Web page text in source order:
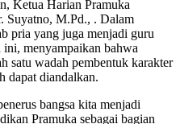
Ketua Harian Pramuka
Suyatno, M.Pd., . Dalam
pria yang juga menjadi guru
menyampaikan bahwa
satu wadah pembentuk karakter
dapat diandalkan.
bangsa kita menjadi
Pramuka sebagai bagian